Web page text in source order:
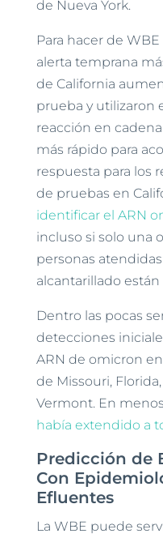
de Nueva York.
Para hacer de
alerta temprana
de California
prueba y utilizaron
reacción en
más rápido para
respuesta para los
de pruebas en
identificar el ARN
incluso si solo una
personas
alcantarillado
Dentro las pocas
detecciones
ARN de omicron
de Missouri,
Vermont. En
había extendido a
Predicción de
Con
Efluentes
La WBE puede